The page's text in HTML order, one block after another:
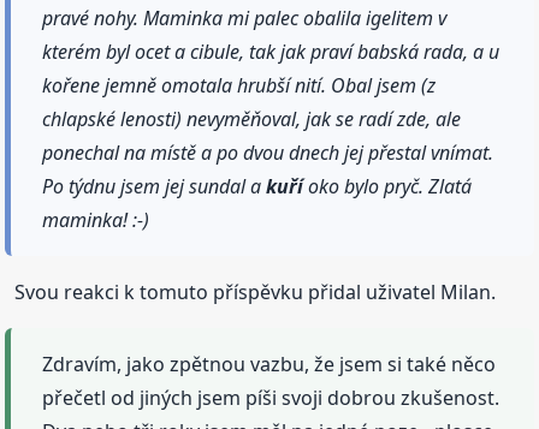
pravé nohy. Maminka mi palec obalila igelitem v
kterém byl ocet a cibule, tak jak praví babská rada, a u
kořene jemně omotala hrubší nití. Obal jsem (z
chlapské lenosti) nevyměňoval, jak se radí zde, ale
ponechal na místě a po dvou dnech jej přestal vnímat.
Po týdnu jsem jej sundal akuříoko bylo pryč. Zlatá
maminka! :-)
Svou reakci k tomuto příspěvku přidal uživatel Milan.
Zdravím, jako zpětnou vazbu, že jsem si také něco
přečetl od jiných jsem píši svoji dobrou zkušenost.